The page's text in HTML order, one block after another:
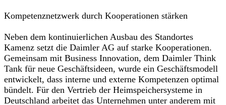
Kompetenznetzwerk durch Kooperationen stärken
Neben dem kontinuierlichen Ausbau des Standortes
Kamenz setzt die Daimler AG auf starke Kooperationen.
Gemeinsam mit Business Innovation, dem Daimler Think
Tank für neue Geschäftsideen, wurde ein Geschäftsmodell
entwickelt, dass interne und externe Kompetenzen optimal
bündelt. Für den Vertrieb der Heimspeichersysteme in
Deutschland arbeitet das Unternehmen unter anderem mit